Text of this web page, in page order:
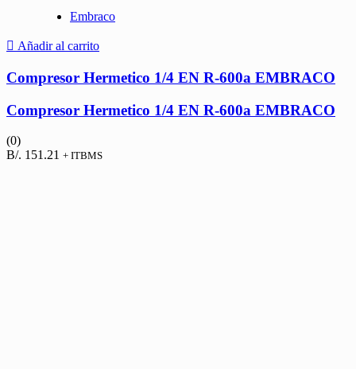
Embraco
Añadir al carrito
Compresor Hermetico 1/4 EN R-600a EMBRACO
Compresor Hermetico 1/4 EN R-600a EMBRACO
(0)
B/. 151.21 + ITBMS